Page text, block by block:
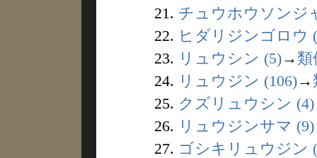
21. チュウホウソンジ
22. ヒダリジンゴロウ
23. リュウシン (5)→ 類
24. リュウジン (106)→
25. クズリュウシン (4)
26. リュウジンサマ (9)
27. ゴシキリュウジン